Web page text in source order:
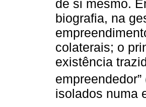
de si mesmo.
biografia, na
colaterais; o
existência
empreendedor”
isolados numa